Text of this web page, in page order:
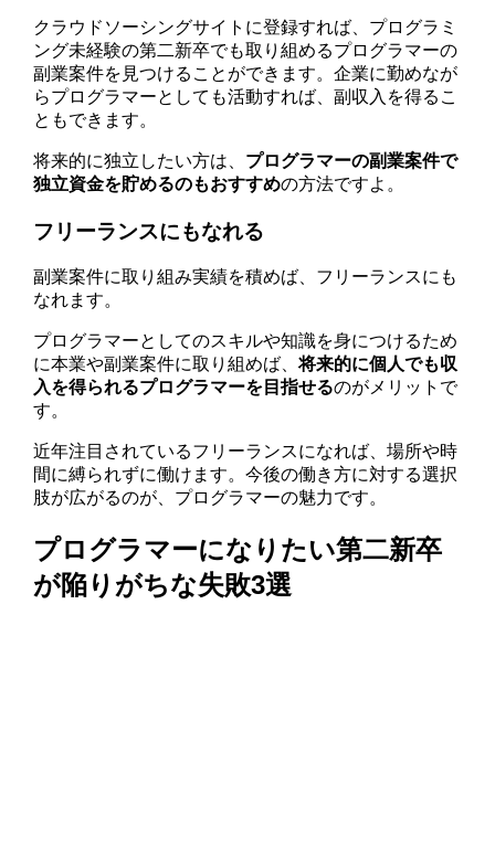
クラウドソーシングサイトに登録すれば、プログラミ
ング未経験の第二新卒でも取り組めるプログラマーの
副業案件を見つけることができます。企業に勤めなが
らプログラマーとしても活動すれば、副収入を得るこ
ともできます。
将来的に独立したい方は、 プログラマーの副業案件で
独立資金を貯めるのもおすすめの方法ですよ。
フリーランスにもなれる
副業案件に取り組み実績を積めば、フリーランスにも
なれます。
プログラマーとしてのスキルや知識を身につけるため
に本業や副業案件に取り組めば、将来的に個人でも収
入を得られるプログラマーを目指せるのがメリットで
す。
近年注目されているフリーランスになれば、場所や時
間に縛られずに働けます。今後の働き方に対する選択
肢が広がるのが、プログラマーの魅力です。
プログラマーになりたい第二新卒
が陥りがちな失敗3選